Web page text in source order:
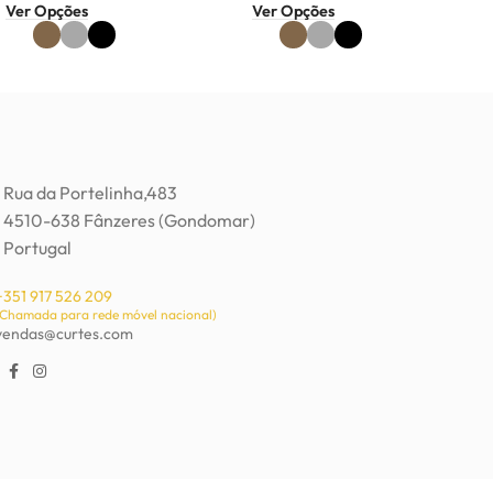
Ver Opções Ver Opções
Rua da Portelinha,483
4510-638 Fânzeres (Gondomar)
Portugal
917 526 209
para rede móvel nacional)